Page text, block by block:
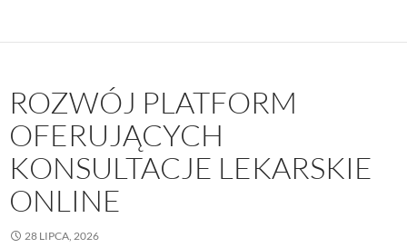
ROZWÓJ PLATFORM
OFERUJĄCYCH
KONSULTACJE LEKARSKIE
ONLINE
28 LIPCA, 2026